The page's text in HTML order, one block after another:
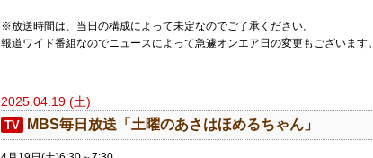
※放送時間は、当日の構成によって未定なのでご了承ください。
報道ワイド番組なのでニュースによって急遽オンエア日の変更もございます。
2025.04.19 (土)
TV MBS毎日放送「土曜のあさはほめるちゃん」